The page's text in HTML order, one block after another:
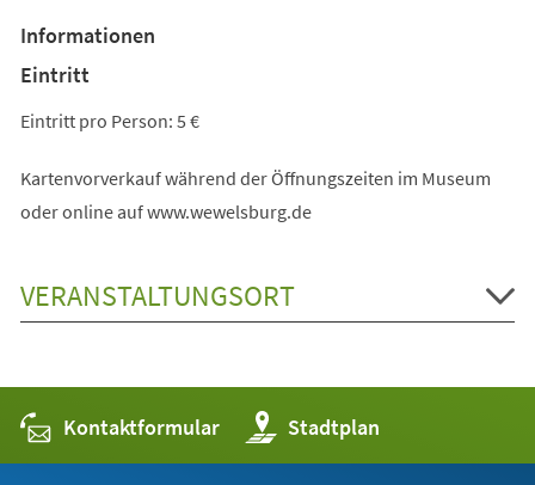
Informationen
Eintritt
Eintritt pro Person: 5 €
Kartenvorverkauf während der Öffnungszeiten im Museum
oder online auf www.wewelsburg.de
VERANSTALTUNGSORT
Kontaktformular Stadtplan
(Öffnet
in
einem